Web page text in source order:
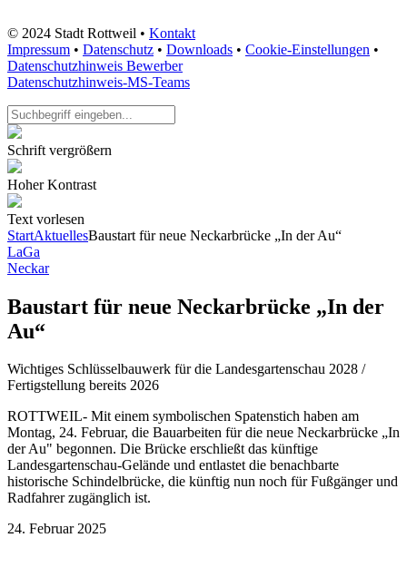
© 2024 Stadt Rottweil • Kontakt
Impressum • Datenschutz • Downloads • Cookie-Einstellungen •
Datenschutzhinweis Bewerber
Datenschutzhinweis-MS-Teams
Schrift vergrößern
Hoher Kontrast
Text vorlesen
StartAktuellesBaustart für neue Neckarbrücke „In der Au“
LaGa
Neckar
Baustart für neue Neckarbrücke „In der
Au“
Wichtiges Schlüsselbauwerk für die Landesgartenschau 2028 /
Fertigstellung bereits 2026
ROTTWEIL- Mit einem symbolischen Spatenstich haben am
Montag, 24. Februar, die Bauarbeiten für die neue Neckarbrücke „In
der Au" begonnen. Die Brücke erschließt das künftige
Landesgartenschau-Gelände und entlastet die benachbarte
historische Schindelbrücke, die künftig nun noch für Fußgänger und
Radfahrer zugänglich ist.
24. Februar 2025